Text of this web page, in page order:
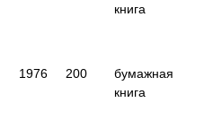
книга
1976 200
бумажная
книга